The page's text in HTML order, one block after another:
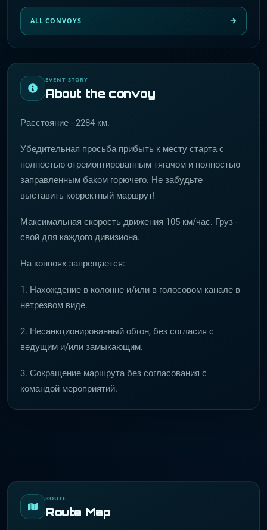
EVENT STORY
About the convoy
Расстояние - 2284 км.
Убедительная просьба прибыть к месту старта с
полностью отремонтированным тягачом и полностью
заправленным баком горючего. Не забудьте
выставить корректный маршрут!
Максимальная скорость движения 105 км/час. Груз -
свой для каждого дивизиона.
На конвоях запрещается:
1. Нахождение в колонне и/или в голосовом канале в
нетрезвом виде.
2. Несанкционированный обгон, без согласия с
ведущим и/или замыкающим.
3. Сокращение маршрута без согласования с
командой мероприятий.
ROUTE
Route Map
ALL CONVOYS